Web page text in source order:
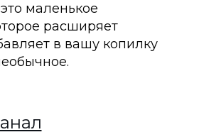
маленькое
расширяет
в вашу копилку